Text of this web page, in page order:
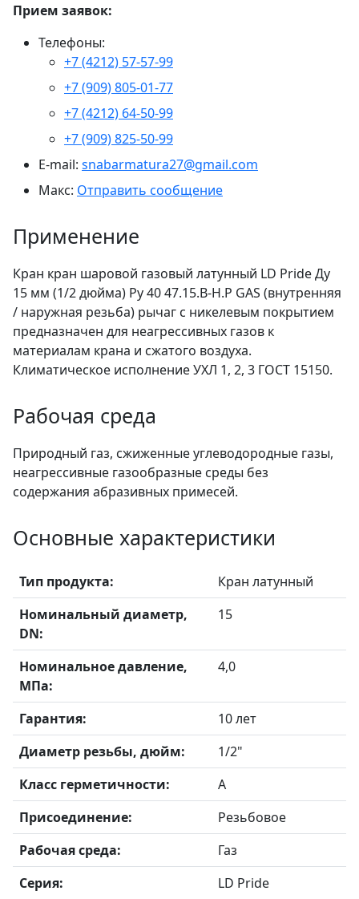
Прием заявок:
Телефоны:
+7 (4212) 57-57-99
+7 (909) 805-01-77
+7 (4212) 64-50-99
+7 (909) 825-50-99
E-mail: snabarmatura27@gmail.com
Макс: Отправить сообщение
Применение
Кран кран шаровой газовый латунный LD Pride Ду
15 мм (1/2 дюйма) Ру 40 47.15.В-Н.Р GAS (внутренняя
/ наружная резьба) рычаг с никелевым покрытием
предназначен для неагрессивных газов к
материалам крана и сжатого воздуха.
Климатическое исполнение УХЛ 1, 2, 3 ГОСТ 15150.
Рабочая среда
Природный газ, сжиженные углеводородные газы,
неагрессивные газообразные среды без
содержания абразивных примесей.
Основные характеристики
Тип продукта:
Кран латунный
Номинальный диаметр,
DN:
15
Номинальное давление,
МПа:
4,0
Гарантия:
10 лет
Диаметр резьбы, дюйм:
1/2"
Класс герметичности:
А
Присоединение:
Резьбовое
Рабочая среда:
Газ
Серия:
LD Pride